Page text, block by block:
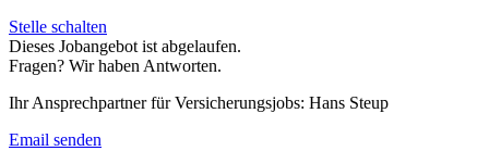
Stelle schalten
Dieses Jobangebot ist abgelaufen.
Fragen? Wir haben Antworten.
Ihr Ansprechpartner für Versicherungsjobs: Hans Steup
Email senden